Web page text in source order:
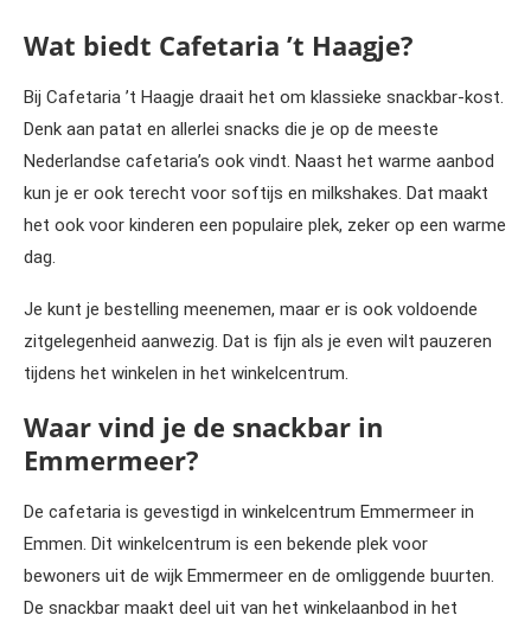
Wat biedt Cafetaria ’t Haagje?
Bij Cafetaria ’t Haagje draait het om klassieke snackbar-kost.
Denk aan patat en allerlei snacks die je op de meeste
Nederlandse cafetaria’s ook vindt. Naast het warme aanbod
kun je er ook terecht voor softijs en milkshakes. Dat maakt
het ook voor kinderen een populaire plek, zeker op een warme
dag.
Je kunt je bestelling meenemen, maar er is ook voldoende
zitgelegenheid aanwezig. Dat is fijn als je even wilt pauzeren
tijdens het winkelen in het winkelcentrum.
Waar vind je de snackbar in
Emmermeer?
De cafetaria is gevestigd in winkelcentrum Emmermeer in
Emmen. Dit winkelcentrum is een bekende plek voor
bewoners uit de wijk Emmermeer en de omliggende buurten.
De snackbar maakt deel uit van het winkelaanbod in het